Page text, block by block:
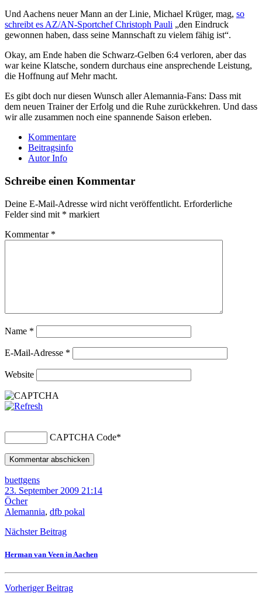
Und Aachens neuer Mann an der Linie, Michael Krüger, mag, so
schreibt es AZ/AN-Sportchef Christoph Pauli „den Eindruck
gewonnen haben, dass seine Mannschaft zu vielem fähig ist“.
Okay, am Ende haben die Schwarz-Gelben 6:4 verloren, aber das
war keine Klatsche, sondern durchaus eine ansprechende Leistung,
die Hoffnung auf Mehr macht.
Es gibt doch nur diesen Wunsch aller Alemannia-Fans: Dass mit
dem neuen Trainer der Erfolg und die Ruhe zurückkehren. Und dass
wir alle zusammen noch eine spannende Saison erleben.
Kommentare
Beitragsinfo
Autor Info
Schreibe einen Kommentar
Deine E-Mail-Adresse wird nicht veröffentlicht. Erforderliche
Felder sind mit * markiert
Kommentar *
Name *
E-Mail-Adresse *
Website
CAPTCHA Code*
buettgens
23. September 2009 21:14
Öcher
Alemannia, dfb pokal
Nächster Beitrag
Herman van Veen in Aachen
Vorheriger Beitrag